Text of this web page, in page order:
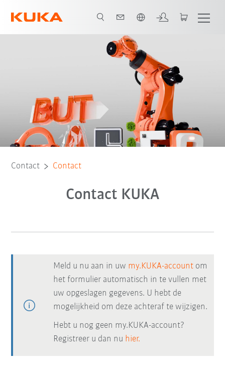
Contact Contact
Contact KUKA
Meld u nu aan in uw my.KUKA-account om
het formulier automatisch in te vullen met
uw opgeslagen gegevens. U hebt de
mogelijkheid om deze achteraf te wijzigen.
Hebt u nog geen my.KUKA-account?
Registreer u dan nu hier.